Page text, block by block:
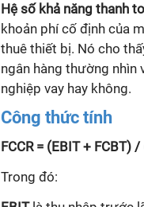
Hệ số khả năng thanh
khoản phí cố định của
thuê thiết bị. Nó cho
ngân hàng thường nhìn
nghiệp vay hay không.
Công thức tính
FCCR = (EBIT + FCBT)
Trong đó: